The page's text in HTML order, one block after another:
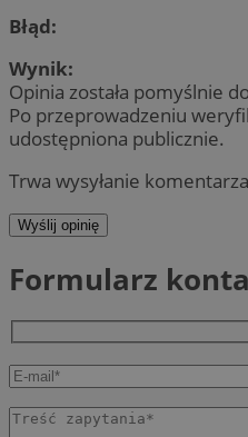
Błąd:
Wynik:
Opinia została pomyślnie
Po przeprowadzeniu
udostępniona publicznie.
Trwa wysyłanie
Wyślij opinię
Formularz